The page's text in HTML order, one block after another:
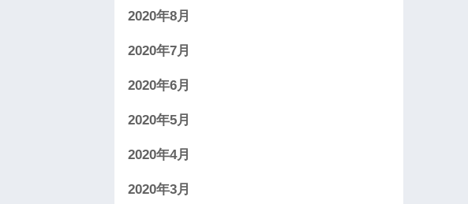
2020年8月
2020年7月
2020年6月
2020年5月
2020年4月
2020年3月